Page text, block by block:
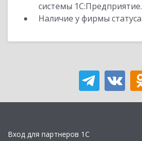
системы 1С:Предприятие.
Наличие у фирмы статуса
Вход для партнеров 1С